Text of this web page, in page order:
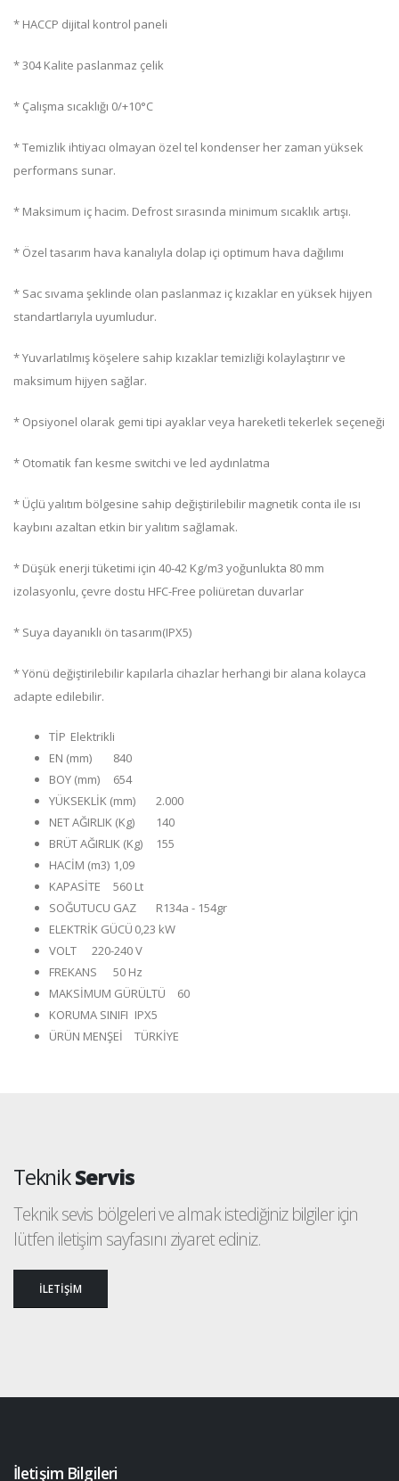
* HACCP dijital kontrol paneli
* 304 Kalite paslanmaz çelik
* Çalışma sıcaklığı 0/+10°C
* Temizlik ihtiyacı olmayan özel tel kondenser her zaman yüksek
performans sunar.
* Maksimum iç hacim. Defrost sırasında minimum sıcaklık artışı.
* Özel tasarım hava kanalıyla dolap içi optimum hava dağılımı
* Sac sıvama şeklinde olan paslanmaz iç kızaklar en yüksek hijyen
standartlarıyla uyumludur.
* Yuvarlatılmış köşelere sahip kızaklar temizliği kolaylaştırır ve
maksimum hijyen sağlar.
* Opsiyonel olarak gemi tipi ayaklar veya hareketli tekerlek seçeneği
* Otomatik fan kesme switchi ve led aydınlatma
* Üçlü yalıtım bölgesine sahip değiştirilebilir magnetik conta ile ısı
kaybını azaltan etkin bir yalıtım sağlamak.
* Düşük enerji tüketimi için 40-42 Kg/m3 yoğunlukta 80 mm
izolasyonlu, çevre dostu HFC-Free poliüretan duvarlar
* Suya dayanıklı ön tasarım(IPX5)
* Yönü değiştirilebilir kapılarla cihazlar herhangi bir alana kolayca
adapte edilebilir.
TİP Elektrikli
EN (mm)
840
BOY (mm)
654
YÜKSEKLİK (mm)
2.000
NET AĞIRLIK (Kg)
140
BRÜT AĞIRLIK (Kg)
155
HACİM (m3) 1,09
KAPASİTE
560 Lt
SOĞUTUCU GAZ
R134a - 154gr
ELEKTRİK GÜCÜ 0,23 kW
VOLT
220-240 V
FREKANS
50 Hz
MAKSİMUM GÜRÜLTÜ
60
KORUMA SINIFI IPX5
ÜRÜN MENŞEİ
TÜRKİYE
TeknikServis
Teknik sevis bölgeleri ve almak istediğiniz bilgiler için
lütfen iletişim sayfasını ziyaret ediniz.
İLETİŞİM
İletişim Bilgileri